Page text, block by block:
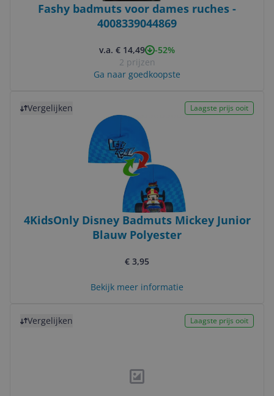
Fashy badmuts voor dames ruches -
4008339044869
v.a. € 14,49
-52%
2 prijzen
Ga naar goedkoopste
Vergelijken Laagste prijs ooit
4KidsOnly Disney Badmuts Mickey Junior
Blauw Polyester
€ 3,95
Bekijk meer informatie
Vergelijken Laagste prijs ooit